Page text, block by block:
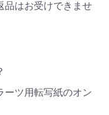
品はお受けできませ
ーツ用転写紙のオン